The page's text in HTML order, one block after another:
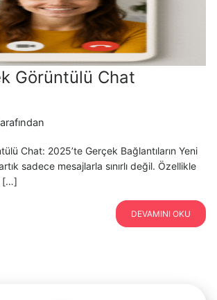
Görüntülü Chat
Chat: 2025’te Gerçek Bağlantıların Yeni
sadece mesajlarla sınırlı değil. Özellikle
[…]
DEVAMINI OKU